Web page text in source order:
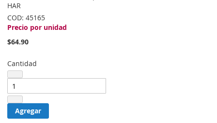
HAR
COD: 45165
Precio por unidad
$64.90
Cantidad
Agregar